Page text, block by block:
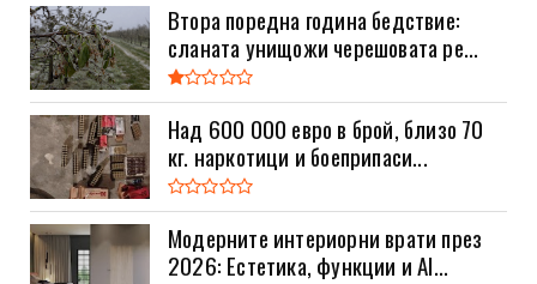
Втора поредна година бедствие:
сланата унищожи черешовата ре...
Над 600 000 евро в брой, близо 70
кг. наркотици и боеприпаси...
Модерните интериорни врати през
2026: Естетика, функции и AI...